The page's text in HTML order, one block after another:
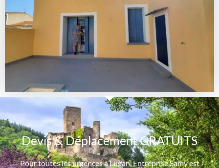
Devis & Déplacement GRATUITS
Pour toutes les urgences à Lugan, Entreprise Samy est